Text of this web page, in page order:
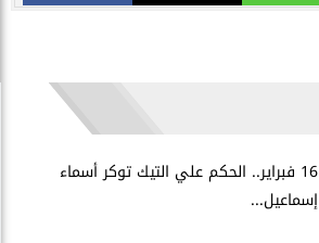
16 فبراير.. الحكم علي التيك توكر أسماء
إسماعيل...